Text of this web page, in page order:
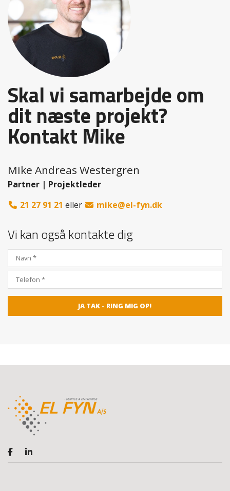
El Fyn er rigtig dygtige til at være på forkant med el-
arbejdet og tonen og samarbejdet på byggepladsen
fungerer rigtigt godt.
Alle El Fyns elektrikere på byggepladsen bidrager med en
positiv tilgang til opgaven og er faglig dygtige og kan
deres kram.
Planlægning af byggeriets udførelse tages meget seriøst
af El Fyn, og når først den overordnede tidsplan er klar
gør El Fyn alt for at den skal overholdes.
El Fyn er dygtige til at se lidt frem i tiden og det hjælper
vores byggeledelse rigtig meget, at der ikke kun tænkes i
nuèt og det forebygger en masse hovsaer, som
Skal vi samarbejde om
dit næste projekt?
Kontakt Mike
Mike Andreas Westergren
Partner | Projektleder
21 27 91 21 eller mike@el-fyn.dk
Vi kan også kontakte dig